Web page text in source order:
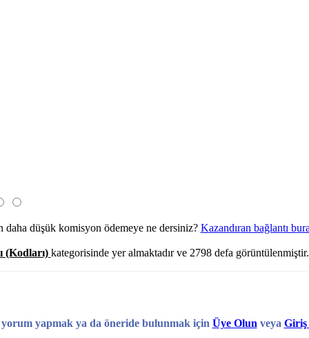
daha düşük komisyon ödemeye ne dersiniz? Kazandıran bağlantı
(Kodları) kategorisinde yer almaktadır ve 2798 defa görüntülenmiştir.
yorum yapmak ya da öneride bulunmak için Üye Olun veya Giriş